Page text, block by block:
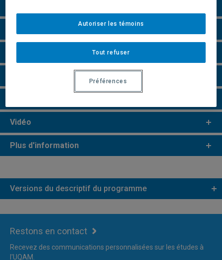
Perspectives professionnelles
cycles
Vidéo
Plus d'information
Versions du descriptif du programme
Restons en contact
Recevez des communications personnalisées sur les études à
l'UQAM.
Tout refuser
Autoriser les témoins
Préférences